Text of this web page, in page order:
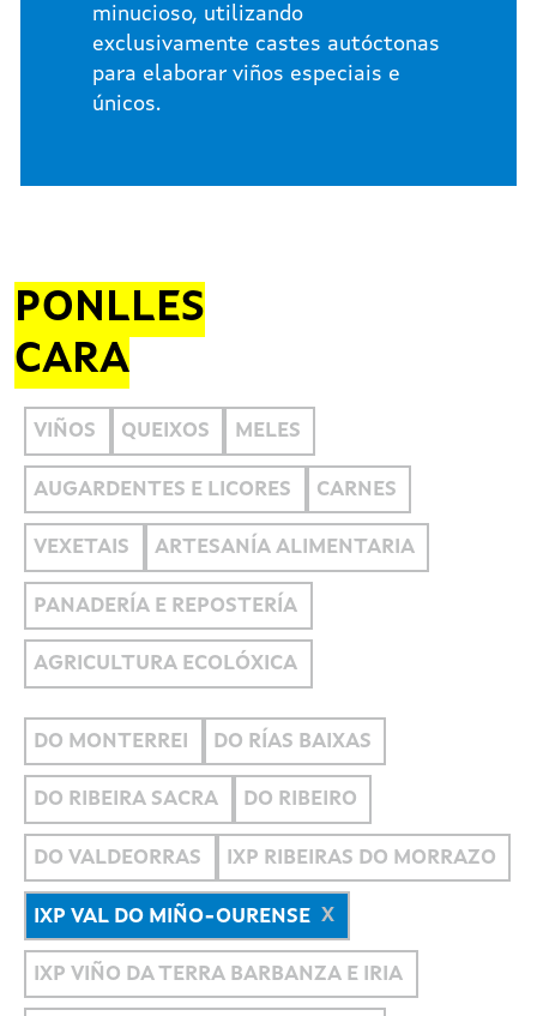
minucioso, utilizando
exclusivamente castes autóctonas
para elaborar viños especiais e
únicos.
PONLLES
CARA
VIÑOS QUEIXOS MELES
AUGARDENTES E LICORES CARNES
VEXETAIS ARTESANÍA ALIMENTARIA
PANADERÍA E REPOSTERÍA
AGRICULTURA ECOLÓXICA
DO MONTERREI DO RÍAS BAIXAS
DO RIBEIRA SACRA DO RIBEIRO
DO VALDEORRAS IXP RIBEIRAS DO MORRAZO
IXP VAL DO MIÑO-OURENSE
IXP VIÑO DA TERRA BARBANZA E IRIA